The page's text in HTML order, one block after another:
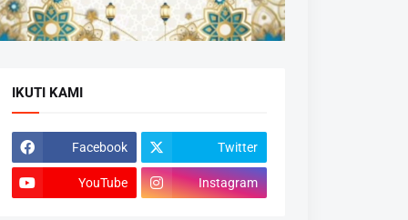
IKUTI KAMI
Facebook Twitter
YouTube Instagram